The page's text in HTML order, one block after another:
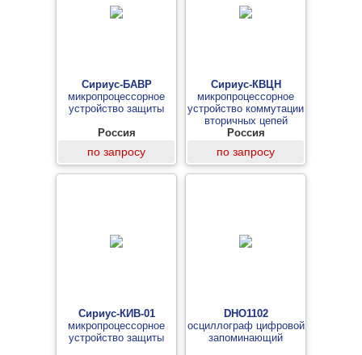
Сириус-БАВР
микропроцессорное
устройство защиты
Россия
по запросу
Сириус-КВЦН
микропроцессорное
устройство коммутации
вторичных цепей
напряжения
Россия
по запросу
Сириус-КИВ-01
микропроцессорное
устройство защиты
DHO1102
осциллограф цифровой
запоминающий